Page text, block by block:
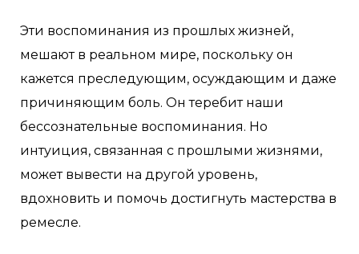
Эти воспоминания из прошлых жизней,
мешают в реальном мире, поскольку он
кажется преследующим, осуждающим и даже
причиняющим боль. Он теребит наши
бессознательные воспоминания. Но
интуиция, связанная с прошлыми жизнями,
может вывести на другой уровень,
вдохновить и помочь достигнуть мастерства в
ремесле.